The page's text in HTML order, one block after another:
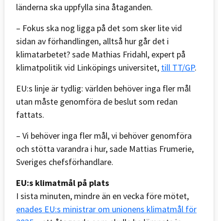
länderna ska uppfylla sina åtaganden.
– Fokus ska nog ligga på det som sker lite vid
sidan av förhandlingen, alltså hur går det i
klimatarbetet? sade Mathias Fridahl, expert på
klimatpolitik vid Linköpings universitet, till TT/GP.
EU:s linje är tydlig: världen behöver inga fler mål
utan måste genomföra de beslut som redan
fattats.
– Vi behöver inga fler mål, vi behöver genomföra
och stötta varandra i hur, sade Mattias Frumerie,
Sveriges chefsförhandlare.
EU:s klimatmål på plats
I sista minuten, mindre än en vecka före mötet,
enades EU:s ministrar om unionens klimatmål för